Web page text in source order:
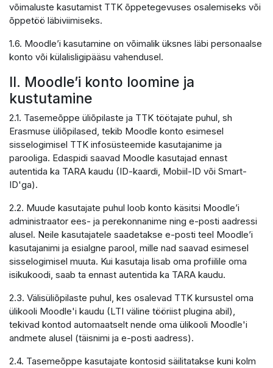
võimaluste kasutamist TTK õppetegevuses osalemiseks või
õppetöö läbiviimiseks.
1.6. Moodle’i kasutamine on võimalik üksnes läbi personaalse
konto või külalisligipääsu vahendusel.
II. Moodle’i konto loomine ja
kustutamine
2.1. Tasemeõppe üliõpilaste ja TTK töötajate puhul, sh
Erasmuse üliõpilased, tekib Moodle konto esimesel
sisselogimisel TTK infosüsteemide kasutajanime ja
parooliga. Edaspidi saavad Moodle kasutajad ennast
autentida ka TARA kaudu (ID-kaardi, Mobiil-ID või Smart-
ID'ga).
2.2. Muude kasutajate puhul loob konto käsitsi Moodle’i
administraator ees- ja perekonnanime ning e-posti aadressi
alusel. Neile kasutajatele saadetakse e-posti teel Moodle’i
kasutajanimi ja esialgne parool, mille nad saavad esimesel
sisselogimisel muuta. Kui kasutaja lisab oma profiilile oma
isikukoodi, saab ta ennast autentida ka TARA kaudu.
2.3. Välisüliõpilaste puhul, kes osalevad TTK kursustel oma
ülikooli Moodle'i kaudu (LTI väline tööriist plugina abil),
tekivad kontod automaatselt nende oma ülikooli Moodle'i
andmete alusel (täisnimi ja e-posti aadress).
2.4. Tasemeõppe kasutajate kontosid säilitatakse kuni kolm